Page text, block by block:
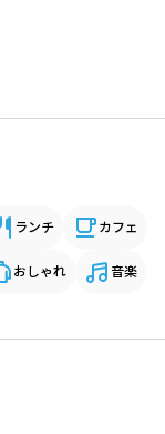
ランチ カフェ
おしゃれ 音楽